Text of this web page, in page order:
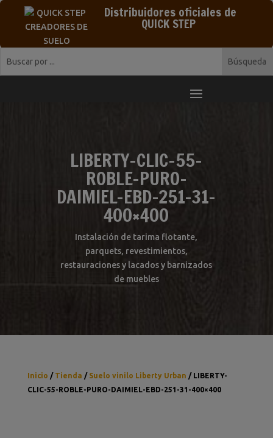
Distribuidores oficiales de
QUICK STEP
LIBERTY-CLIC-55-
ROBLE-PURO-
DAIMIEL-EBD-251-31-
400×400
Instalación de tarima flotante,
parquets, revestimientos,
restauraciones y lacados y barnizados
de muebles
Inicio / Tienda / Suelo vinilo Liberty Urban / LIBERTY-
CLIC-55-ROBLE-PURO-DAIMIEL-EBD-251-31-400×400